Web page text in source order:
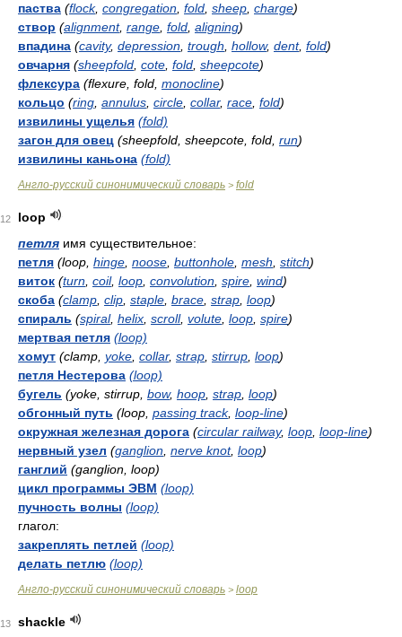
паства (flock, congregation fold sheep charge)
створ (alignment, range fold aligning)
впадина (cavity, depression trough hollow, dent, fold)
овчарня (sheepfold cote fold sheepcote)
флексура (flexure, fold, monocline)
кольцо (ring annulus circle collar, race fold)
извилины ущелья (fold)
загон для овец (sheepfold, sheepcote, fold, run)
извилины каньона (fold)
Англо-русский синонимический словарь > fold
12
loop
петля имя существительное:
петля (loop, hinge noose buttonhole mesh stitch)
виток (turn coil, loop convolution spire wind)
скоба (clamp clip staple brace strap loop)
спираль (spiral, helix scroll, volute loop spire)
мертвая петля (loop)
хомут (clamp, yoke collar, strap stirrup loop)
петля Нестерова (loop)
бугель (yoke, stirrup, bow, hoop strap loop)
обгонный путь (loop, passing track, loop-line)
окружная железная дорога (circular railway, loop loop-line)
нервный узел (ganglion nerve knot, loop)
ганглий (ganglion, loop)
цикл программы ЭВМ (loop)
пучность волны (loop)
глагол:
закреплять петлей (loop)
делать петлю (loop)
Англо-русский синонимический словарь > loop
13
shackle